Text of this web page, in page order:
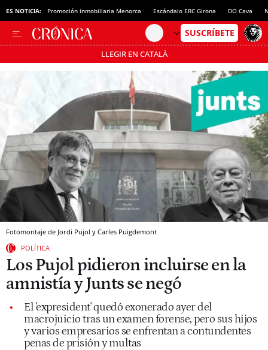
ES NOTICIA: Promoción inmobiliaria Menorca Escándalo ERC Girona DO Cava
LLEGIR EN CATALÀ
Pásate al MODO AHORRO
Fotomontaje de Jordi Pujol y Carles Puigdemont
POLÍTICA
Los Pujol pidieron incluirse en la
amnistía y Junts se negó
El 'expresident' quedó exonerado ayer del
macrojuicio tras un examen forense, pero sus hijos
y varios empresarios se enfrentan a contundentes
penas de prisión y multas